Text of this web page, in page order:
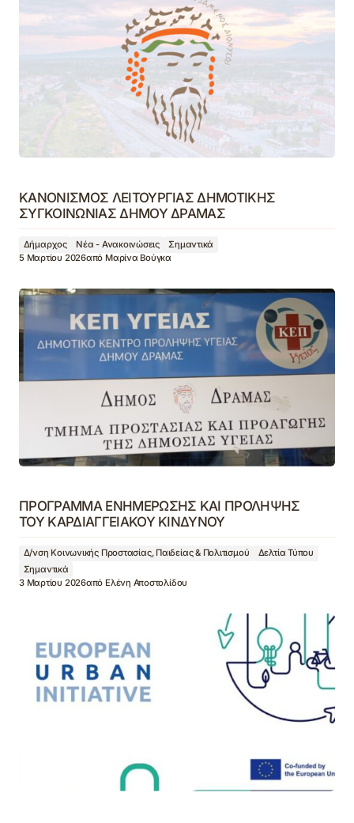
ΚΑΝΟΝΙΣΜΟΣ ΛΕΙΤΟΥΡΓΙΑΣ ΔΗΜΟΤΙΚΗΣ
ΣΥΓΚΟΙΝΩΝΙΑΣ ΔΗΜΟΥ ΔΡΑΜΑΣ
Δήμαρχος Νέα - Ανακοινώσεις
Σημαντικά
5 Μαρτίου 2026από Μαρίνα Βούγκα
ΠΡΟΓΡΑΜΜΑ ΕΝΗΜΕΡΩΣΗΣ ΚΑΙ ΠΡΟΛΗΨΗΣ
ΤΟΥ ΚΑΡΔΙΑΓΓΕΙΑΚΟΥ ΚΙΝΔΥΝΟΥ
Δ/νση Κοινωνικής Προστασίας, Παιδείας & Πολιτισμού
Δελτία Τύπου
Σημαντικά
3 Μαρτίου 2026από Ελένη Αποστολίδου